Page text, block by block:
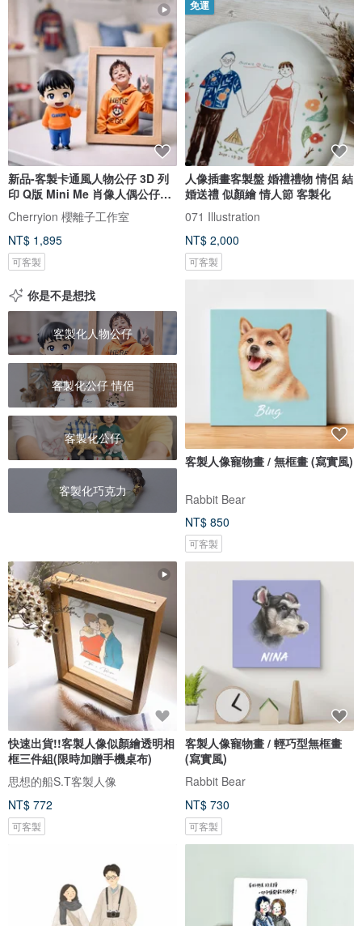
新品-客製卡通風人物公仔 3D 列
印 Q版 Mini Me 肖像人偶公仔紀
念
Cherryion 櫻離子工作室
NT$ 1,895
可客製
免運
人像插畫客製盤 婚禮禮物 情侶 結
婚送禮 似顏繪 情人節 客製化
071 Illustration
NT$ 2,000
可客製
你是不是想找
客製化人物公仔
客製化公仔 情侶
客製化公仔
客製化巧克力
客製人像寵物畫 / 無框畫 (寫實風)
Rabbit Bear
NT$ 850
可客製
快速出貨!!客製人像似顏繪透明相
框三件組(限時加贈手機桌布)
思想的船S.T客製人像
NT$ 772
可客製
客製人像寵物畫 / 輕巧型無框畫
(寫實風)
Rabbit Bear
NT$ 730
可客製